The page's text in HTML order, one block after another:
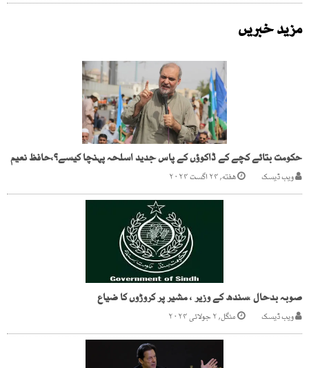
مزید خبریں
حکومت بتائے کچے کے ڈاکوؤں کے پاس جدید اسلحہ پہنچا کیسے؟،حافظ نعیم
ویب ڈیسک هفته, ۲۴ اگست ۲۰۲۴
صوبہ بدحال ،سندھ کے وزیر ، مشیر پر کروڑوں کا ضیاع
ویب ڈیسک منگل, ۲ جولائی ۲۰۲۴